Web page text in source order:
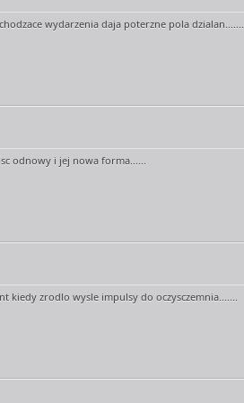
wydarzenia daja poterzne pola dzialan.......
odnowy i jej nowa forma......
kiedy zrodlo wysle impulsy do oczysczemnia.......